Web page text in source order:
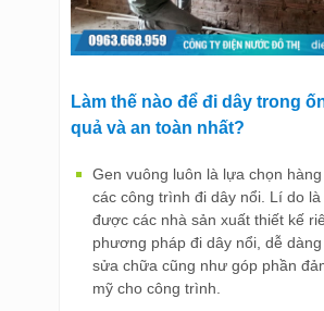
Làm thế nào để đi dây trong
quả và an toàn nhất?
Gen vuông luôn là lựa chọn
các công trình đi dây nổi. Lí do
được các nhà sản xuất thiết kế
phương pháp đi dây nổi, dễ
sửa chữa cũng như góp phần
mỹ cho công trình.